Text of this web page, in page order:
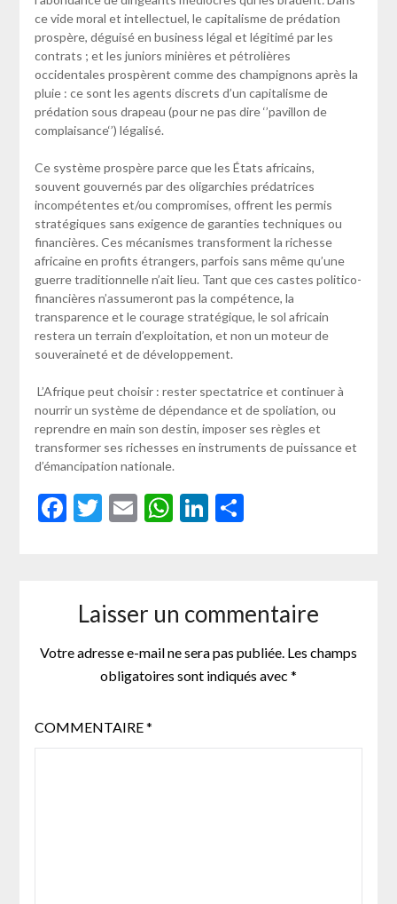
ce vide moral et intellectuel, le capitalisme de prédation
prospère, déguisé en business légal et légitimé par les
contrats ; et les juniors minières et pétrolières
occidentales prospèrent comme des champignons après la
pluie : ce sont les agents discrets d’un capitalisme de
prédation sous drapeau (pour ne pas dire ‘’pavillon de
complaisance‘’) légalisé.
Ce système prospère parce que les États africains,
souvent gouvernés par des oligarchies prédatrices
incompétentes et/ou compromises, offrent les permis
stratégiques sans exigence de garanties techniques ou
financières. Ces mécanismes transforment la richesse
africaine en profits étrangers, parfois sans même qu’une
guerre traditionnelle n’ait lieu. Tant que ces castes politico-
financières n’assumeront pas la compétence, la
transparence et le courage stratégique, le sol africain
restera un terrain d’exploitation, et non un moteur de
souveraineté et de développement.
L’Afrique peut choisir : rester spectatrice et continuer à
nourrir un système de dépendance et de spoliation, ou
reprendre en main son destin, imposer ses règles et
transformer ses richesses en instruments de puissance et
d’émancipation nationale.
Facebook
Twitter
EmailWhatsApp
LinkedIn
Partager
Laisser un commentaire
Votre adresse e-mail ne sera pas publiée. Les champs
obligatoires sont indiqués avec *
COMMENTAIRE*